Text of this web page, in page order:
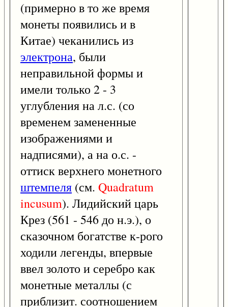
(примерно в то же время
монеты появились и в
Китае) чеканились из
электрона, были
неправильной формы и
имели только 2 - 3
углубления на л.с. (со
временем замененные
изображениями и
надписями), а на о.с. -
оттиск верхнего монетного
штемпеля (см. Quadratum
incusum). Лидийский царь
Крез (561 - 546 до н.э.), о
сказочном богатстве к-рого
ходили легенды, впервые
ввел золото и серебро как
монетные металлы (с
приблизит. соотношением